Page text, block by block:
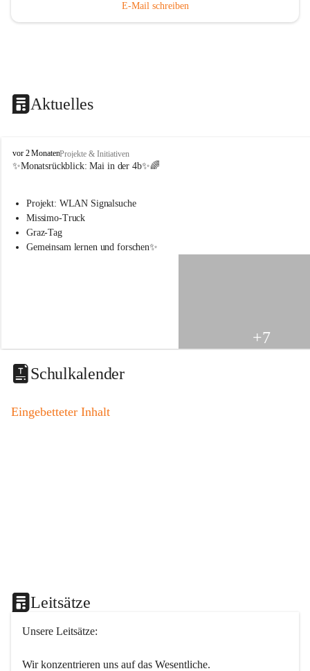
E-Mail schreiben
Aktuelles
V
o
s
s
c
i
t
a
o
vor 2 MonatenProjekte & Initiativen
✨Monatsrückblick: Mai in der 4b✨🌈
Projekt: WLAN Signalsuche
Missimo-Truck
Graz-Tag
Gemeinsam lernen und forschen✨
+7
Schulkalender
Eingebetteter Inhalt
Leitsätze
Unsere Leitsätze:
Wir konzentrieren uns auf das Wesentliche.